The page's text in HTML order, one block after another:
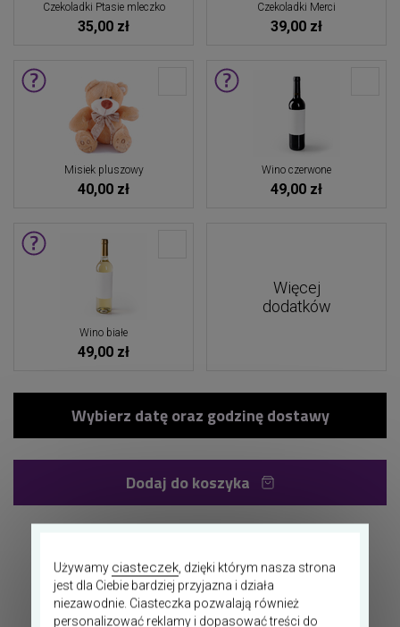
Czekoladki Ptasie mleczko
35,00 zł
Czekoladki Merci
39,00 zł
Misiek pluszowy
40,00 zł
Wino czerwone
49,00 zł
Wino białe
49,00 zł
Więcej
dodatków
Dodaj do koszyka
Zamówienie w 3 minuty
Używamy ciasteczek , dzięki którym nasza strona
jest dla Ciebie bardziej przyjazna i działa
niezawodnie. Ciasteczka pozwalają również
personalizować reklamy i dopasować treści do